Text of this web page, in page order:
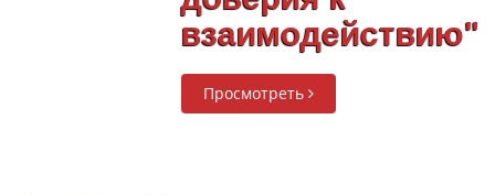
взаимодействию"
Просмотреть